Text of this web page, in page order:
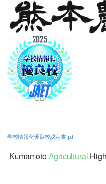
学校情報化優良校認定書.pdf
KumamotoAgricultural